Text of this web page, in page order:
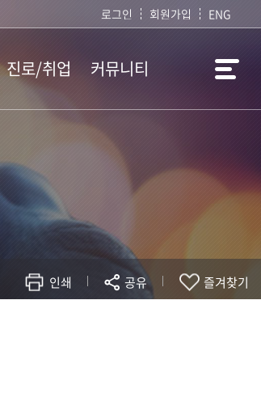
로그인 회원가입 ENG
진로/취업
창의수업 경진대회
커뮤니티
공지사항
서식자료실
자유게시판
사범대학 일정
인쇄 공유 즐겨찾기